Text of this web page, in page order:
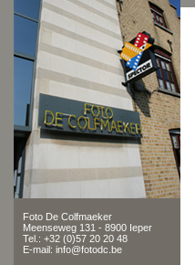
Foto De Colfmaeker
Meenseweg 131 - 8900 Ieper
Tel.: +32 (0)57 20 20 48
E-mail: info@fotodc.be